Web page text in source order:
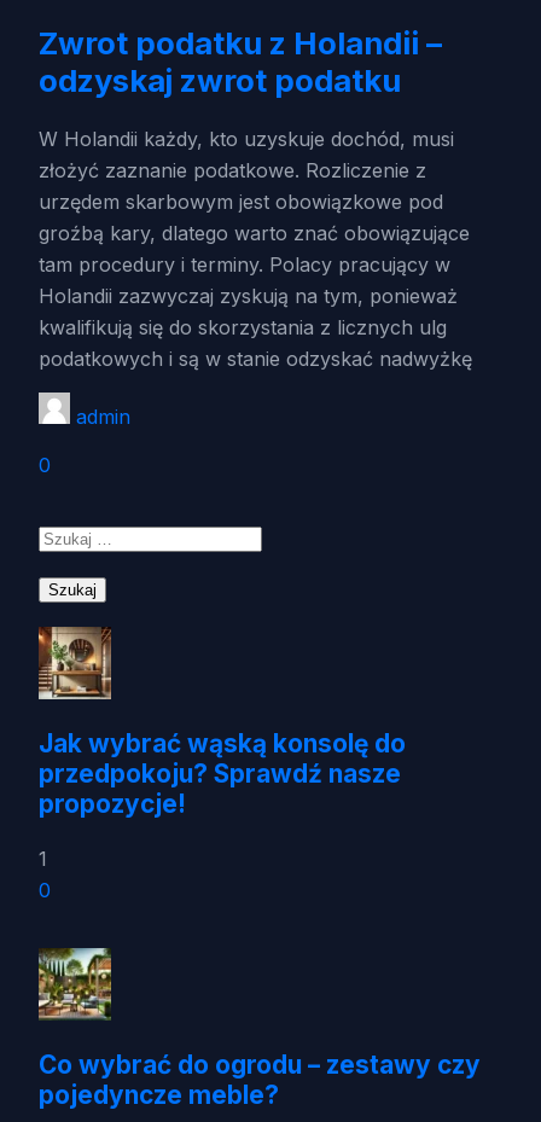
Zwrot podatku z Holandii –
odzyskaj zwrot podatku
W Holandii każdy, kto uzyskuje dochód, musi
złożyć zaznanie podatkowe. Rozliczenie z
urzędem skarbowym jest obowiązkowe pod
groźbą kary, dlatego warto znać obowiązujące
tam procedury i terminy. Polacy pracujący w
Holandii zazwyczaj zyskują na tym, ponieważ
kwalifikują się do skorzystania z licznych ulg
podatkowych i są w stanie odzyskać nadwyżkę
admin
0
Jak wybrać wąską konsolę do
przedpokoju? Sprawdź nasze
propozycje!
1
0
Co wybrać do ogrodu – zestawy czy
pojedyncze meble?